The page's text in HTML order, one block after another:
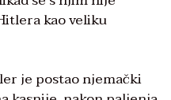
kao veliku
je postao njemački